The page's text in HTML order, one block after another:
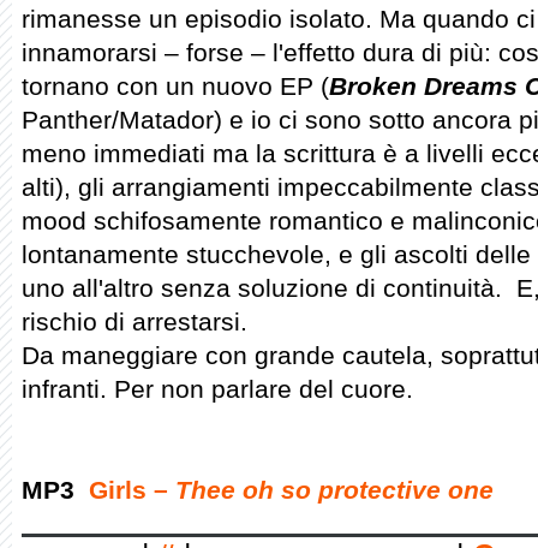
rimanesse un episodio isolato. Ma quando
innamorarsi – forse – l'effetto dura di più:
tornano con un nuovo EP (Broken Dreams
Panther/Matador) e io ci sono sotto ancora
meno immediati ma la scrittura è a livelli
alti), gli arrangiamenti impeccabilmente
mood schifosamente romantico e
lontanamente stucchevole, e gli ascolti
uno all'altro senza soluzione di continuità.
rischio di arrestarsi.
Da maneggiare con grande cautela,
infranti. Per non parlare del cuore.
MP3 Girls – Thee oh so protective one